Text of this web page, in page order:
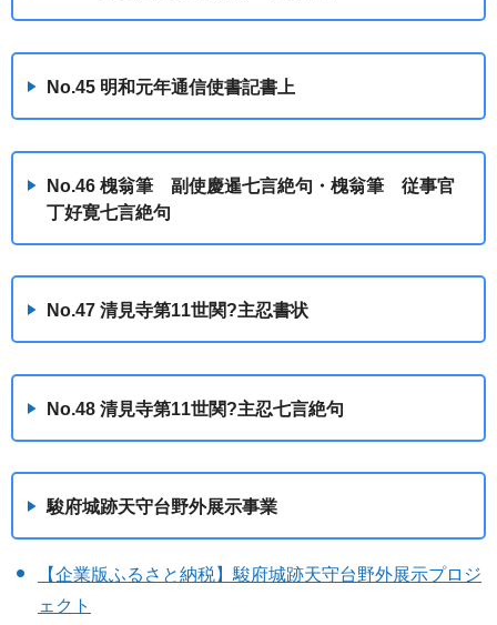
No.45 明和元年通信使書記書上
No.46 槐翁筆 副使慶暹七言絶句・槐翁筆 従事官
丁好寛七言絶句
No.47 清見寺第11世関?主忍書状
No.48 清見寺第11世関?主忍七言絶句
駿府城跡天守台野外展示事業
【企業版ふるさと納税】駿府城跡天守台野外展示プロジ
ェクト